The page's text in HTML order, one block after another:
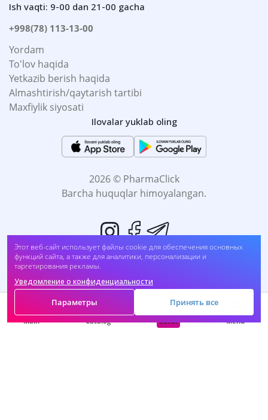
Этот веб-сайт использует файлы cookie для обеспечения основных
функций сайта, а также для аналитики, персонализации и
таргетирования рекламы.
Уведомление о конфиденциальности
Параметры Принять все
Ish vaqti: 9-00 dan 21-00 gacha
+998(78) 113-13-00
Yordam
To'lov haqida
Yetkazib berish haqida
Almashtirish/qaytarish tartibi
Maxfiylik siyosati
Ilovalar yuklab oling
2026 © PharmaClick
Barcha huquqlar himoyalangan.
Main Catalog Savat Menu